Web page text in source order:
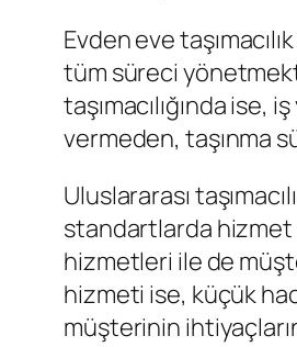
Evden eve
tüm süreci
taşımacılığında
vermeden, taşınma
Uluslararası
standartlarda hizmet
hizmetleri ile de
hizmeti ise, küçük
müşterinin